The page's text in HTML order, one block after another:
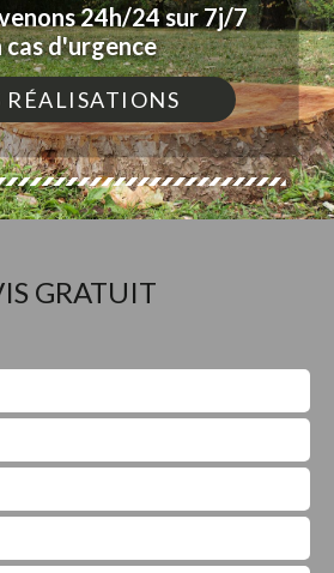
24h/24 sur 7j/7
cas d'urgence
RÉALISATIONS
GRATUIT